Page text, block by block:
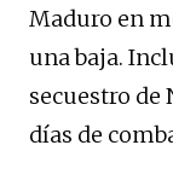
Maduro en
una baja.
secuestro de
días de